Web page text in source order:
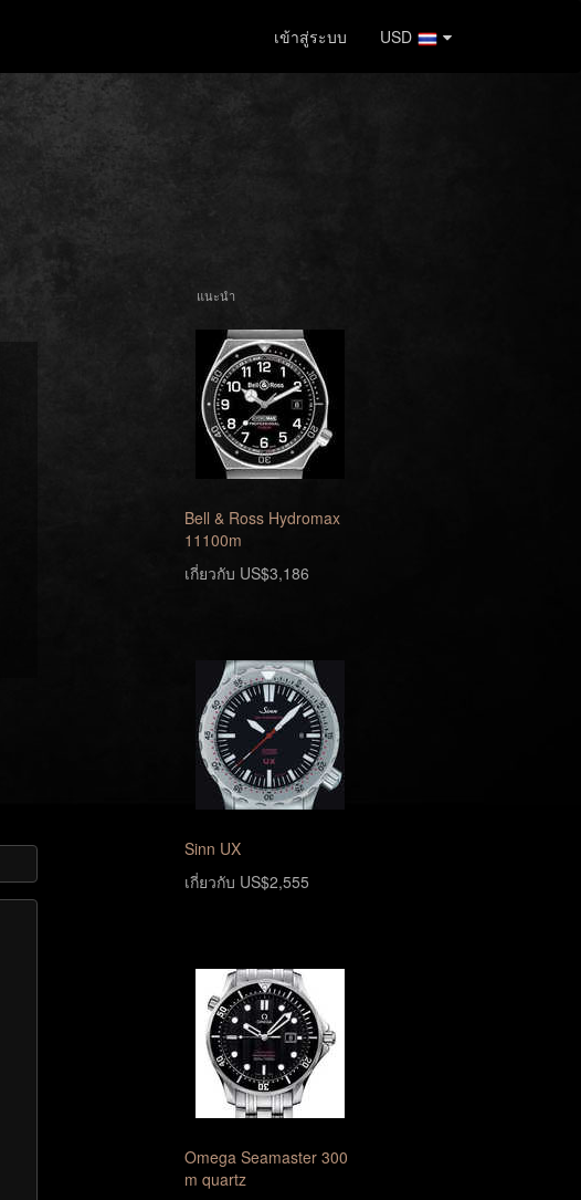
เข้าสู่ระบบ USD
แนะนำ
Bell & Ross Hydromax
11100m
เกี่ยวกับ US$3,186
Sinn UX
เกี่ยวกับ US$2,555
Omega Seamaster 300
m quartz